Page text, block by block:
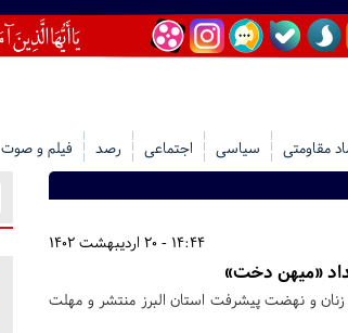
مقاومتی سیاسی اجتماعی رصد فیلم و صوت
14:44 - 20 اردیبهشت 1402
«میهن دخت»
زنان و نهضت پیشرفت استان البرز منتشر و مهلت